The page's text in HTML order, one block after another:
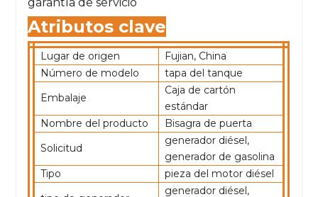
Atributos clave
Lugar de origen
Fujian, China
Número de modelo
tapa del tanque
Embalaje
Caja de cartón
estándar
Nombre del producto
Bisagra de puerta
Solicitud
generador diésel,
generador de gasolina
Tipo
pieza del motor diésel
generador diésel,